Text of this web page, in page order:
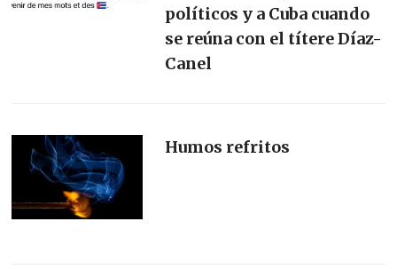
políticos y a Cuba cuando
se reúna con el títere Díaz-
Canel
Humos refritos